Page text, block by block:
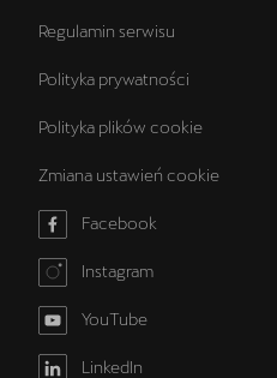
Regulamin serwisu
Polityka prywatności
Polityka plików cookie
Zmiana ustawień cookie
Facebook
Instagram
YouTube
LinkedIn